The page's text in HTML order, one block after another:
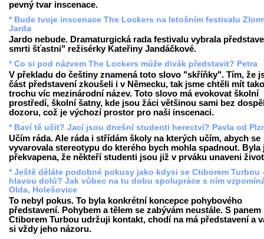
pevný tvar inscenace.
* Bude tvoje inscenace The Lockers na letošním festivalu
Jarda
Jardo nebude. Dramaturgická rada festivalu vybrala
smrti šťastni" režisérky Kateřiny Jandáčkové.
* Co si pod názvem The Lockers může divák představit? Petra
V překladu do češtiny znamená toto slovo "skříňky". Tím, že
část představení zkoušeli i v Německu, tak jsme chtěli mít
trochu víc mezinárodní název. Toto slovo má evokovat školní
prostředí, školní šatny, kde jsou žáci většinou sami bez
dozoru, což je výchozí prostor pro naši inscenaci.
* Baví tě učit? Jací jsou dnešní studenti herectví? Pavla od
Učím ráda. Ale ráda i střídám školy na kterých učím, abych se
vyvarovala stereotypu do kterého bych mohla spadnout. Byla
překvapena, že někteří studenti jsou již v prváku unaveni
* Ještě děláte podobné pokusy jako kdysi se Ctiborem Turbou
hlavou dolů? Jak vůbec na tu dobu spolupráce s ním
Olda, Holešovice
To nebyl pokus. To byla konkrétní koncepce pohybového
představení. Pohybem a tělem se zabývám neustále. S panem
Ctiborem Turbou udržuji kontakt, chodí na má představení a
si vždy jeho názoru.